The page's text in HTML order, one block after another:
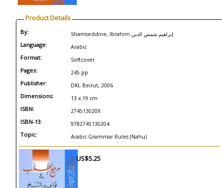
Product Details
By: Shamseddine, Ibrahim إبراهيم شمس الدين
Language: Arabic
Format: Softcover
Pages: 245 pp
Publisher: DKI, Beirut, 2006
Dimensions: 13 x 19 cm
ISBN: 274513020X
ISBN-13: 9782745130204
Topic: Arabic Grammar Rules (Nahu)
US$5.25